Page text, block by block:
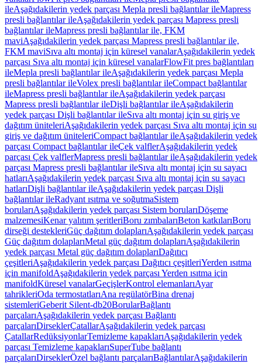
ileAşağıdakilerin yedek parçası Mepla presli bağlantılar ileMapress
presli bağlantılar ileAşağıdakilerin yedek parçası Mapress presli
bağlantılar ileMapress presli bağlantılar ile, FKM
maviAşağıdakilerin yedek parçası Mapress presli bağlantılar ile,
FKM maviSıva altı montaj için küresel vanalarAşağıdakilerin yedek
parçası Sıva altı montaj için küresel vanalarFlowFit pres bağlantıları
ileMepla presli bağlantılar ileAşağıdakilerin yedek parçası Mepla
presli bağlantılar ileVolex presli bağlantılar ileCompact bağlantılar
ileMapress presli bağlantılar ileAşağıdakilerin yedek parçası
Mapress presli bağlantılar ileDişli bağlantılar ileAşağıdakilerin
yedek parçası Dişli bağlantılar ileSıva altı montaj için su giriş ve
dağıtım üniteleriAşağıdakilerin yedek parçası Sıva altı montaj için su
giriş ve dağıtım üniteleriCompact bağlantılar ileAşağıdakilerin yedek
parçası Compact bağlantılar ileÇek valflerAşağıdakilerin yedek
parçası Çek valflerMapress presli bağlantılar ileAşağıdakilerin yedek
parçası Mapress presli bağlantılar ileSıva altı montaj için su sayacı
hatlarıAşağıdakilerin yedek parçası Sıva altı montaj için su sayacı
hatlarıDişli bağlantılar ileAşağıdakilerin yedek parçası Dişli
bağlantılar ileRadyant ısıtma ve soğutmaSistem
borularıAşağıdakilerin yedek parçası Sistem borularıDöşeme
malzemesiKenar yalıtım şeritleriBoru zımbalarıBeton katkılarıBoru
dirseği destekleriGüç dağıtım dolaplarıAşağıdakilerin yedek parçası
Güç dağıtım dolaplarıMetal güç dağıtım dolaplarıAşağıdakilerin
yedek parçası Metal güç dağıtım dolaplarıDağıtıcı
çeşitleriAşağıdakilerin yedek parçası Dağıtıcı çeşitleriYerden ısıtma
için manifoldAşağıdakilerin yedek parçası Yerden ısıtma için
manifoldKüresel vanalarGeçişlerKontrol elemanlarıAyar
tahrikleriOda termostatlarıAna regülatörBina drenaj
sistemleriGeberit Silent-db20BorularBağlantı
parçalarıAşağıdakilerin yedek parçası Bağlantı
parçalarıDirseklerÇatallarAşağıdakilerin yedek parçası
ÇatallarRedüksiyonlarTemizleme kapaklarıAşağıdakilerin yedek
parçası Temizleme kapaklarıSuperTube bağlantı
parçalarıDirseklerÖzel bağlantı parçalarıBağlantılarAşağıdakilerin